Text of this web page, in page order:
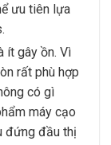
ưu tiên lựa
ít gây ồn. Vì
rất phù hợp
có gì
máy cạo
đứng đầu thị